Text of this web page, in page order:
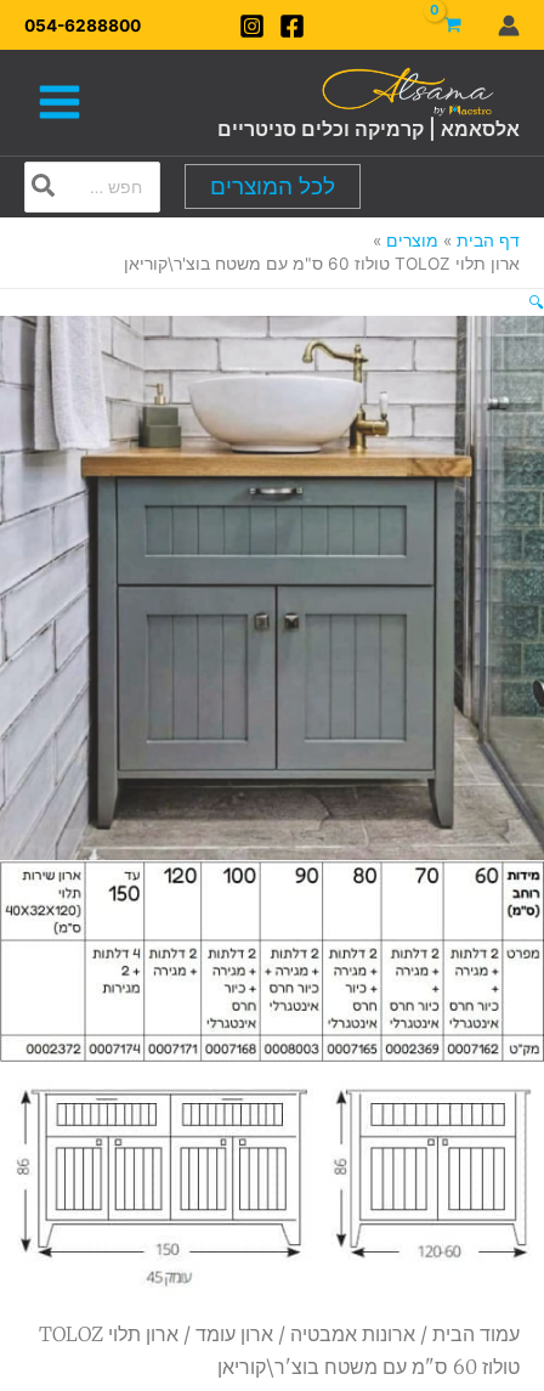
דילוג
לתוכן
054-6288800
אלסאמא | קרמיקה וכלים סניטריים
לכל המוצרים
for:
דף הבית
מוצרים
ארון תלוי TOLOZ טולוז 60 ס"מ עם משטח בוצ'ר\קוריאן
🔍
עמוד הבית / ארונות אמבטיה / ארון עומד
/ ארון תלוי TOLOZ
טולוז 60 ס"מ עם משטח בוצ'ר\קוריאן